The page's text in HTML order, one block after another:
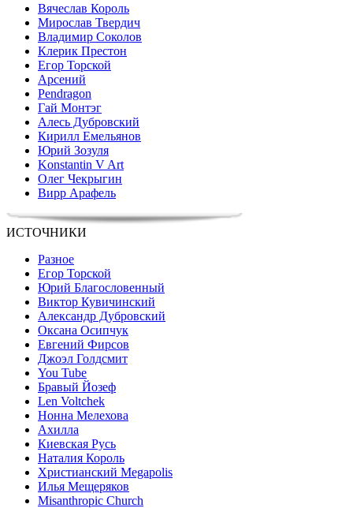
Вячеслав Король
Мирослав Твердич
Владимир Соколов
Клерик Престон
Егор Topской
Арсений
Pendragon
Гай Монтэг
Алесь Дубровский
Кирилл Емельянов
Юрий Зозуля
Konstantin V Art
Олег Чекрыгин
Вирр Арафель
ИСТОЧНИКИ
Разное
Егор Торской
Юрий Благословенный
Виктор Кувичинский
Александр Дубровский
Оксана Осипчук
Евгений Фирсов
Джоэл Голдсмит
You Tube
Бравый Йозеф
Len Voltchek
Нонна Мелехова
Ахилла
Киевская Русь
Наталия Король
Христианский Megapolis
Илья Мещеряков
Misanthropic Church